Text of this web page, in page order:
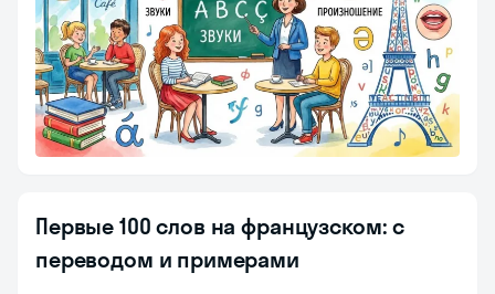
Первые 100 слов на французском: с
переводом и примерами